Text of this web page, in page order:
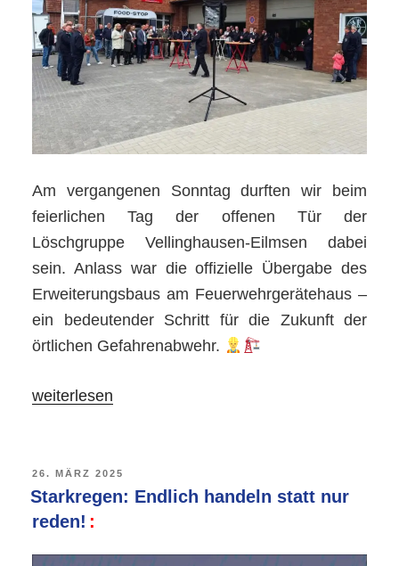
Am vergangenen Sonntag durften wir beim
feierlichen Tag der offenen Tür der
Löschgruppe Vellinghausen-Eilmsen dabei
sein. Anlass war die offizielle Übergabe des
Erweiterungsbaus am Feuerwehrgerätehaus –
ein bedeutender Schritt für die Zukunft der
örtlichen Gefahrenabwehr.
„Tag
Tür
bei
der
Löschgruppe
weiterlesen
VERÖFFENTLICHT
AM
26. MÄRZ 2025
Starkregen: Endlich handeln statt nur
reden!